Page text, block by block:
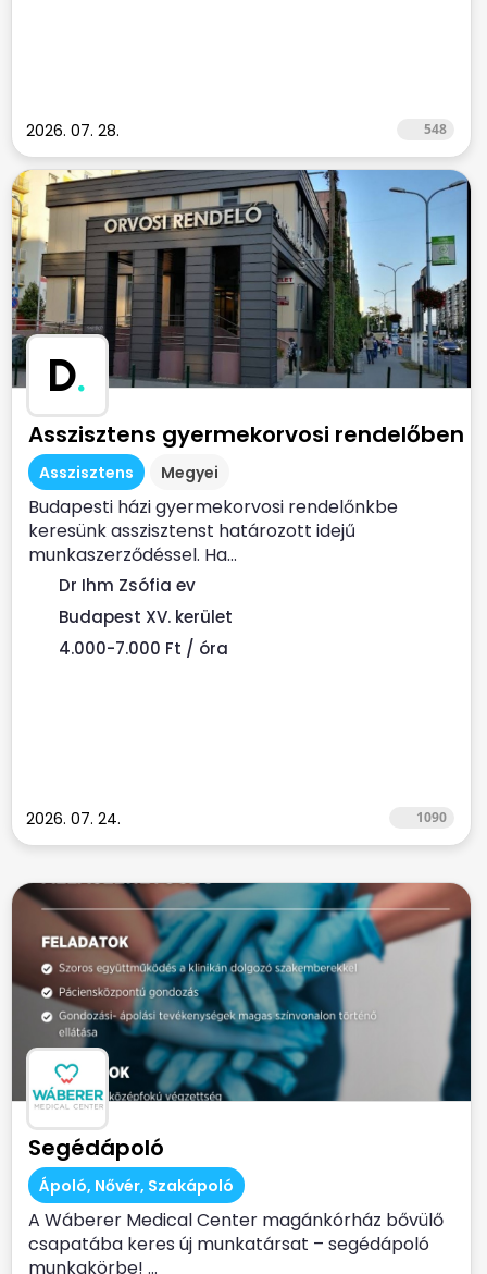
2026. 07. 28. 548
D.
Asszisztens gyermekorvosi rendelőben
Asszisztens Megyei
Budapesti házi gyermekorvosi rendelőnkbe
keresünk asszisztenst határozott idejű
munkaszerződéssel. Ha...
Dr Ihm Zsófia ev
Budapest XV. kerület
4.000-7.000 Ft / óra
2026. 07. 24. 1090
Segédápoló
Ápoló, Nővér, Szakápoló
A Wáberer Medical Center magánkórház bővülő
csapatába keres új munkatársat – segédápoló
munkakörbe! ...